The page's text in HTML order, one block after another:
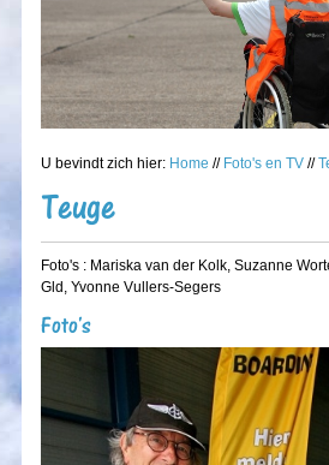
U bevindt zich hier: Home // Foto's en TV //
Teuge
Foto's : Mariska van der Kolk, Suzanne
Gld, Yvonne Vullers-Segers
Foto's